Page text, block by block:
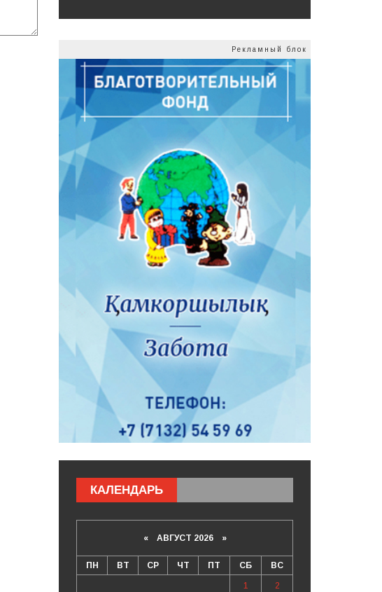
Рекламный блок
КАЛЕНДАРЬ
«АВГУСТ 2026 »
ПН ВТ СР ЧТ ПТ СБ ВС
1 2